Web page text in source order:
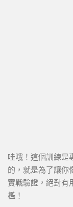
哇哦！這個訓練是
的，就是為了讓你
實戰驗證，絕對有
檻！